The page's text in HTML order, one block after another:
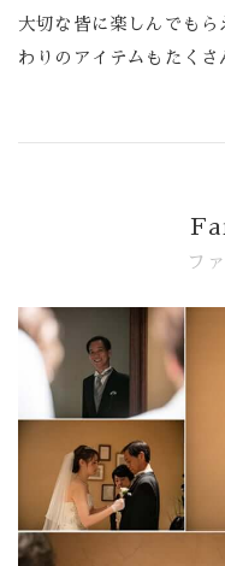
Best Rate
After Story
Party
フロアガイド
ギャラリー
大切な皆に楽しんでも
わりのアイテムもたくさ
フ